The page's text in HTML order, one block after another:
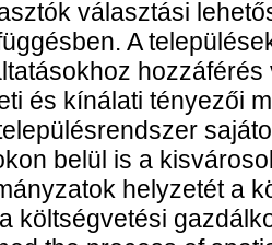
választási
A
és kínálati tényezői
belül is a
helyzetét a
költségvetési